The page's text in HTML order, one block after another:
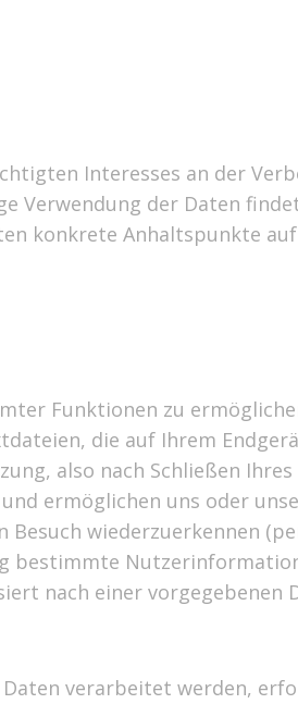
Interesses an der
Verwendung der Daten
konkrete Anhaltspunkte
Funktionen zu
die auf Ihrem
also nach Schließen
ermöglichen uns oder
wiederzuerkennen
bestimmte
nach einer vorgegebenen
verarbeitet werden,